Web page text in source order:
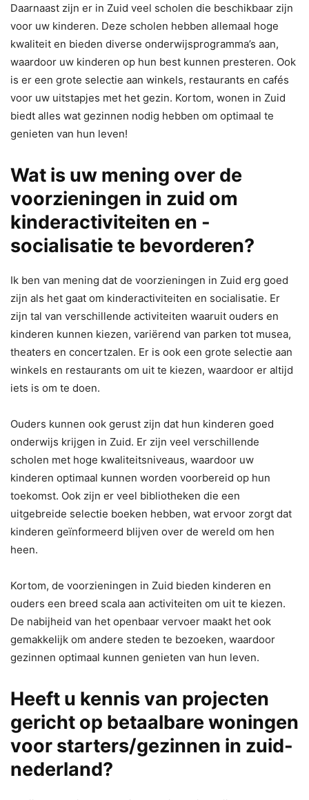
Daarnaast zijn er in Zuid veel scholen die beschikbaar zijn
voor uw kinderen. Deze scholen hebben allemaal hoge
kwaliteit en bieden diverse onderwijsprogramma’s aan,
waardoor uw kinderen op hun best kunnen presteren. Ook
is er een grote selectie aan winkels, restaurants en cafés
voor uw uitstapjes met het gezin. Kortom, wonen in Zuid
biedt alles wat gezinnen nodig hebben om optimaal te
genieten van hun leven!
Wat is uw mening over de
voorzieningen in zuid om
kinderactiviteiten en -
socialisatie te bevorderen?
Ik ben van mening dat de voorzieningen in Zuid erg goed
zijn als het gaat om kinderactiviteiten en socialisatie. Er
zijn tal van verschillende activiteiten waaruit ouders en
kinderen kunnen kiezen, variërend van parken tot musea,
theaters en concertzalen. Er is ook een grote selectie aan
winkels en restaurants om uit te kiezen, waardoor er altijd
iets is om te doen.
Ouders kunnen ook gerust zijn dat hun kinderen goed
onderwijs krijgen in Zuid. Er zijn veel verschillende
scholen met hoge kwaliteitsniveaus, waardoor uw
kinderen optimaal kunnen worden voorbereid op hun
toekomst. Ook zijn er veel bibliotheken die een
uitgebreide selectie boeken hebben, wat ervoor zorgt dat
kinderen geïnformeerd blijven over de wereld om hen
heen.
Kortom, de voorzieningen in Zuid bieden kinderen en
ouders een breed scala aan activiteiten om uit te kiezen.
De nabijheid van het openbaar vervoer maakt het ook
gemakkelijk om andere steden te bezoeken, waardoor
gezinnen optimaal kunnen genieten van hun leven.
Heeft u kennis van projecten
gericht op betaalbare woningen
voor starters/gezinnen in zuid-
nederland?